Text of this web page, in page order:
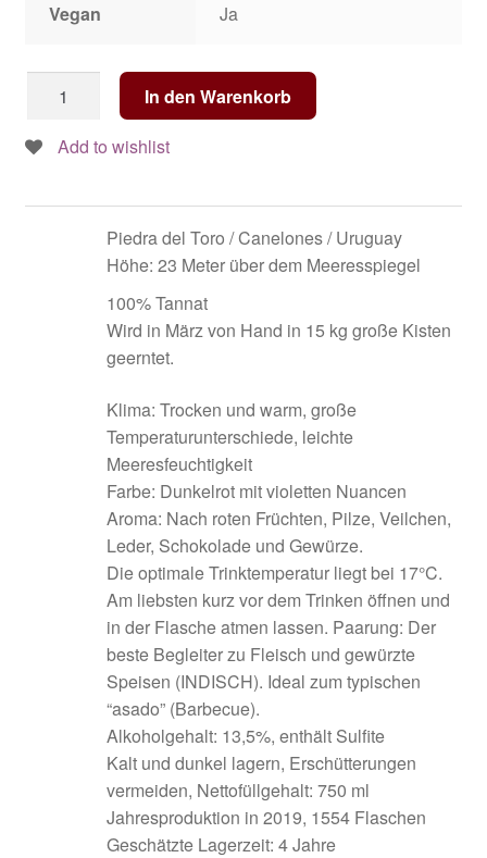
Vegan Ja
BOSCA
Once
In den Warenkorb
Add to wishlist
Piedra del Toro / Canelones / Uruguay
Höhe: 23 Meter über dem Meeresspiegel
100% Tannat
Wird in März von Hand in 15 kg große Kisten
geerntet.
Klima: Trocken und warm, große
Temperaturunterschiede, leichte
Meeresfeuchtigkeit
Farbe: Dunkelrot mit violetten Nuancen
Aroma: Nach roten Früchten, Pilze, Veilchen,
Leder, Schokolade und Gewürze.
Die optimale Trinktemperatur liegt bei 17°C.
Am liebsten kurz vor dem Trinken öffnen und
in der Flasche atmen lassen. Paarung: Der
beste Begleiter zu Fleisch und gewürzte
Speisen (INDISCH). Ideal zum typischen
“asado” (Barbecue).
Alkoholgehalt: 13,5%, enthält Sulfite
Kalt und dunkel lagern, Erschütterungen
vermeiden, Nettofüllgehalt: 750 ml
Jahresproduktion in 2019, 1554 Flaschen
Geschätzte Lagerzeit: 4 Jahre